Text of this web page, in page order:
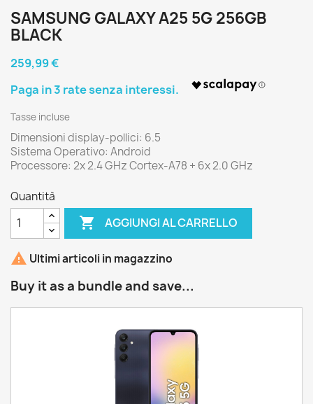
SAMSUNG GALAXY A25 5G 256GB
BLACK
259,99 €
Tasse incluse
Dimensioni display-pollici: 6.5
Sistema Operativo: Android
Processore: 2x 2.4 GHz Cortex-A78 + 6x 2.0 GHz
Quantità
 AGGIUNGI AL CARRELLO
 Ultimi articoli in magazzino
Buy it as a bundle and save...